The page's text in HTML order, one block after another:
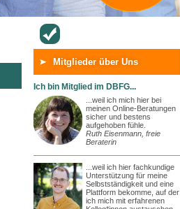
Mitglieder über Uns
Ich bin Mitglied im DBFG...
...weil ich mich hier bei
meinen Online-Beratungen
sicher und bestens
aufgehoben fühle.
Ruth Eisenmann, freie
Beraterin
...weil ich hier fachkundige
Unterstützung für meine
Selbstständigkeit und eine
Plattform bekomme, auf der
ich mich mit erfahrenen